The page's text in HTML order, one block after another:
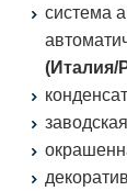
система
(Италия/